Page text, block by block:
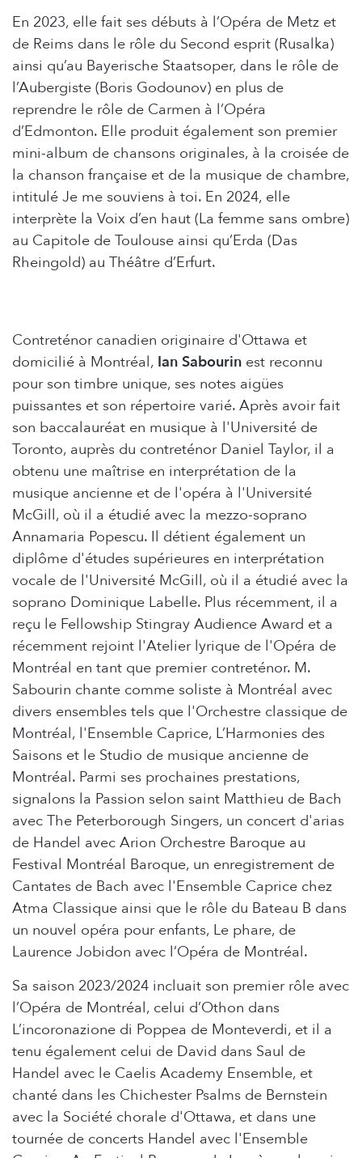
En 2023, elle fait ses débuts à l’Opéra de Metz et
de Reims dans le rôle du Second esprit (Rusalka)
ainsi qu’au Bayerische Staatsoper, dans le rôle de
l’Aubergiste (Boris Godounov) en plus de
reprendre le rôle de Carmen à l’Opéra
d’Edmonton. Elle produit également son premier
mini-album de chansons originales, à la croisée de
la chanson française et de la musique de chambre,
intitulé Je me souviens à toi. En 2024, elle
interprète la Voix d’en haut (La femme sans ombre)
au Capitole de Toulouse ainsi qu’Erda (Das
Rheingold) au Théâtre d’Erfurt.
Contreténor canadien originaire d'Ottawa et
domicilié à Montréal, Ian Sabourin est reconnu
pour son timbre unique, ses notes aigües
puissantes et son répertoire varié. Après avoir fait
son baccalauréat en musique à l'Université de
Toronto, auprès du contreténor Daniel Taylor, il a
obtenu une maîtrise en interprétation de la
musique ancienne et de l'opéra à l'Université
McGill, où il a étudié avec la mezzo-soprano
Annamaria Popescu. Il détient également un
diplôme d'études supérieures en interprétation
vocale de l'Université McGill, où il a étudié avec la
soprano Dominique Labelle. Plus récemment, il a
reçu le Fellowship Stingray Audience Award et a
récemment rejoint l'Atelier lyrique de l'Opéra de
Montréal en tant que premier contreténor. M.
Sabourin chante comme soliste à Montréal avec
divers ensembles tels que l'Orchestre classique de
Montréal, l'Ensemble Caprice, L’Harmonies des
Saisons et le Studio de musique ancienne de
Montréal. Parmi ses prochaines prestations,
signalons la Passion selon saint Matthieu de Bach
avec The Peterborough Singers, un concert d'arias
de Handel avec Arion Orchestre Baroque au
Festival Montréal Baroque, un enregistrement de
Cantates de Bach avec l'Ensemble Caprice chez
Atma Classique ainsi que le rôle du Bateau B dans
un nouvel opéra pour enfants, Le phare, de
Laurence Jobidon avec l’Opéra de Montréal.
Sa saison 2023/2024 incluait son premier rôle avec
l’Opéra de Montréal, celui d’Othon dans
L’incoronazione di Poppea de Monteverdi, et il a
tenu également celui de David dans Saul de
Handel avec le Caelis Academy Ensemble, et
chanté dans les Chichester Psalms de Bernstein
avec la Société chorale d'Ottawa, et dans une
tournée de concerts Handel avec l'Ensemble